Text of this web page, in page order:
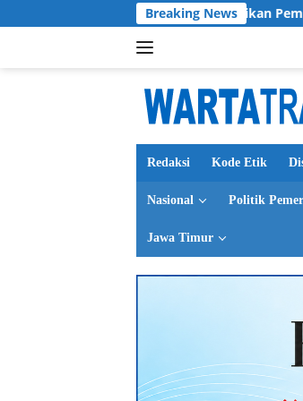
ke
Breaking News
Jatim Sosialisasikan Pemutihan Pajak
Redaksi Kode Etik
Nasional Politik
Jawa Timur